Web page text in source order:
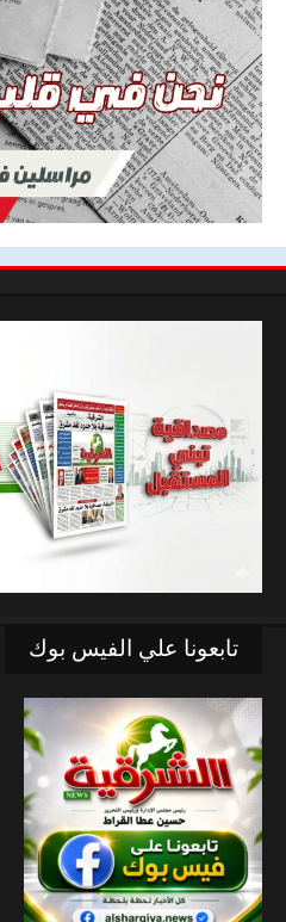
تابعونا علي الفيس بوك